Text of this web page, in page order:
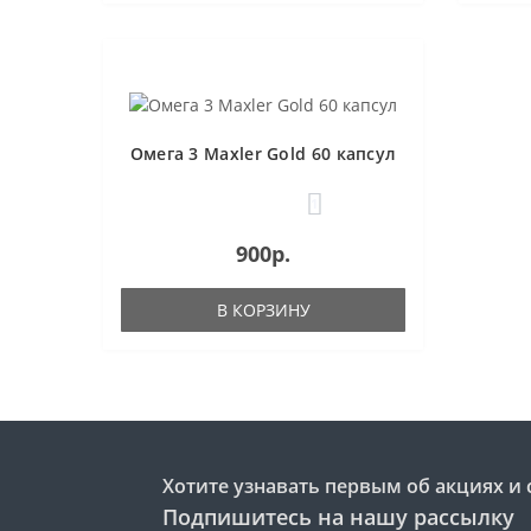
Омега 3 Maxler Gold 60 капсул
900р.
В КОРЗИНУ
Хотите узнавать первым об акциях и
Подпишитесь на нашу рассылку